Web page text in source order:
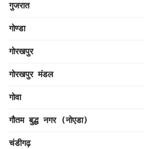
गुजरात
गोण्डा
गोरखपुर
गोरखपुर मंडल
गोवा
गौतम बुद्ध नगर (नोएडा)
चंडीगढ़